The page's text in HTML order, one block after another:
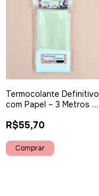
Termocolante Definitivo
com Papel – 3 Metros |
R$55,70